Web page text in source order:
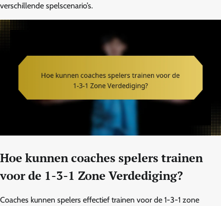
verschillende spelscenario’s.
Hoe kunnen coaches spelers trainen
voor de 1-3-1 Zone Verdediging?
Coaches kunnen spelers effectief trainen voor de 1-3-1 zone